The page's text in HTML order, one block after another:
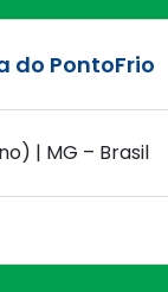
do PontoFrio
| MG – Brasil